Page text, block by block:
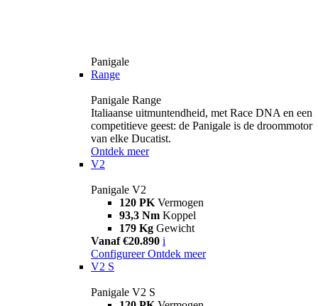
Panigale
Range
Panigale Range
Italiaanse uitmuntendheid, met Race DNA en een
competitieve geest: de Panigale is de droommotor
van elke Ducatist.
Ontdek meer
V2
Panigale V2
120 PK Vermogen
93,3 Nm Koppel
179 Kg Gewicht
Vanaf €20.890 i
Configureer Ontdek meer
V2 S
Panigale V2 S